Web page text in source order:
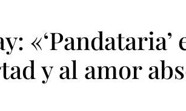
«‘Pandataria’
y al amor